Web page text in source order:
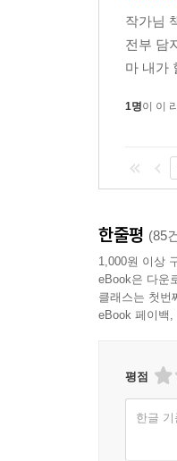
작가님
전부 담
마 내가
1명이 이
한줄평 (85
1,000원 이상
eBook은 다운
클래스는 첫번
eBook 페이백
평점
한글